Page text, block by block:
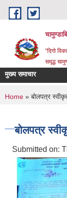
Skip to main content
“दिगो
समृद्ध
मुख्य समाचार
You are
Home » बोलपत्र
बोलपत्र
Submitted on: